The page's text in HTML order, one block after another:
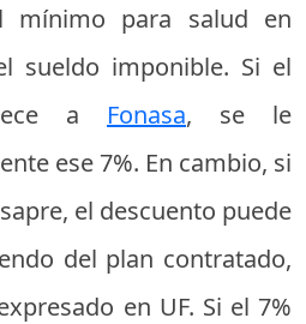
mínimo para salud en
sueldo imponible. Si el
a Fonasa, se le
ese 7%. En cambio, si
el descuento puede
del plan contratado,
en UF. Si el 7%